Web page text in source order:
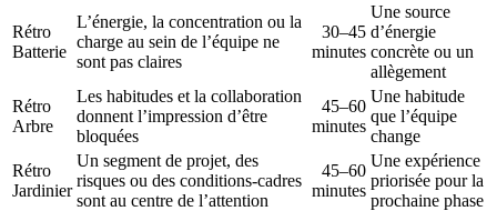
Rétro
Batterie
L’énergie, la concentration ou la
charge au sein de l’équipe ne
sont pas claires
30–45
minutes
Une source
d’énergie
concrète ou un
allègement
Rétro
Arbre
Les habitudes et la collaboration
donnent l’impression d’être
bloquées
45–60
minutes
Une habitude
que l’équipe
change
Rétro
Jardinier
Un segment de projet, des
risques ou des conditions-cadres
sont au centre de l’attention
45–60
minutes
Une expérience
priorisée pour la
prochaine phase